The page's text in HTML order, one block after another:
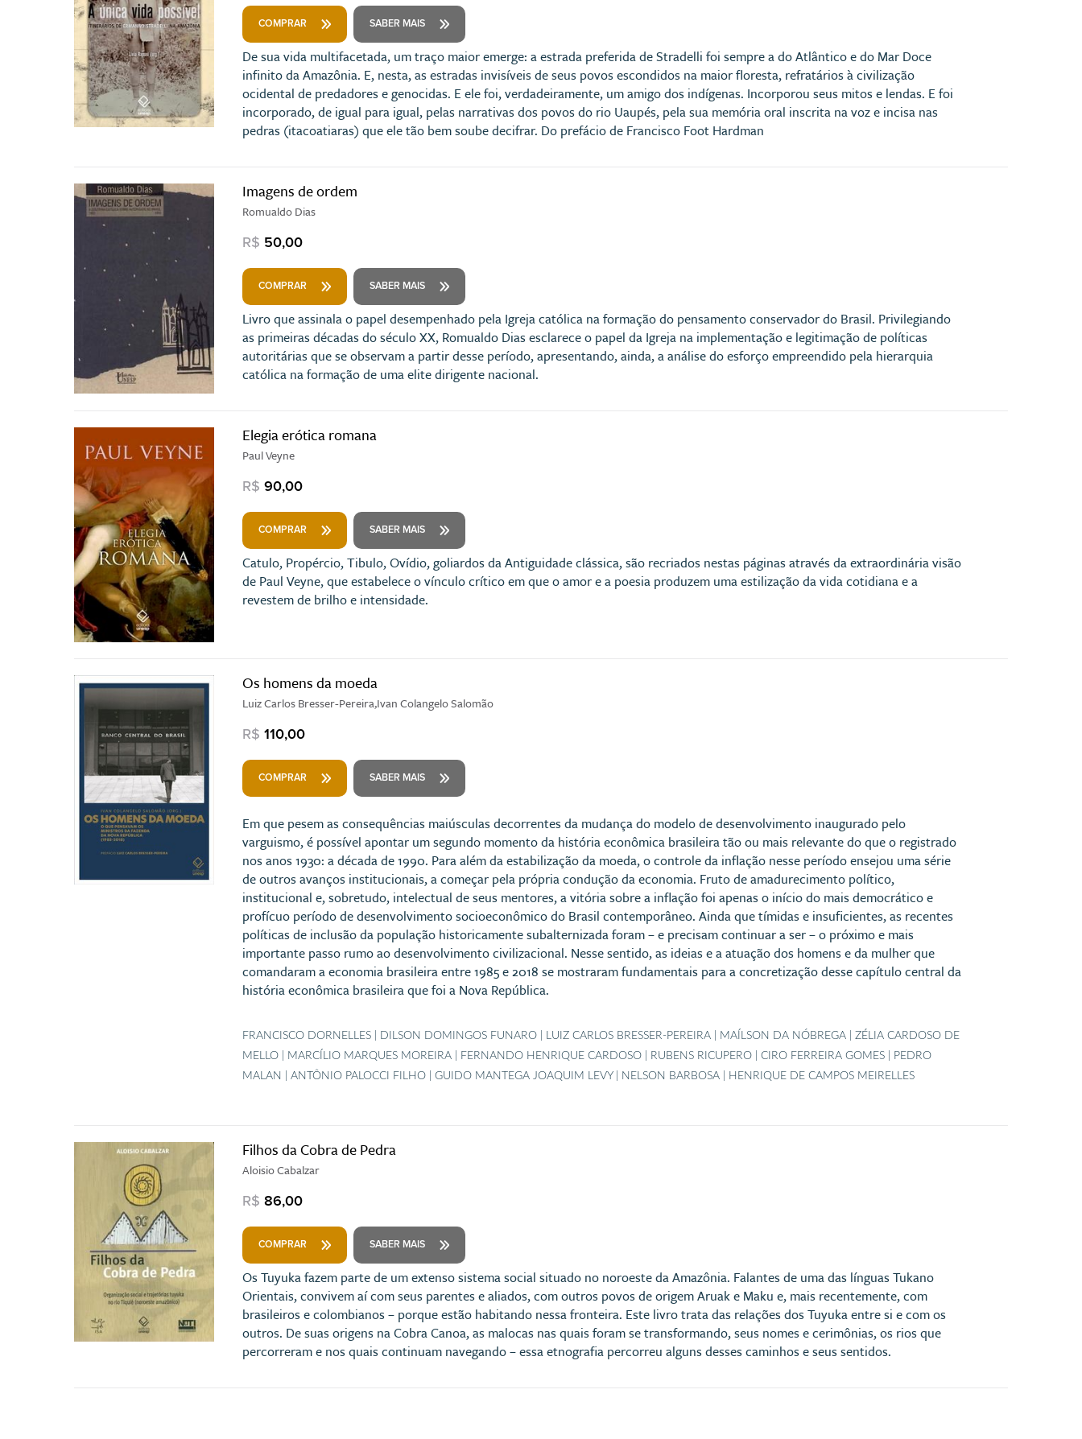
COMPRAR SABER MAIS
De sua vida multifacetada, um traço maior emerge: a estrada preferida de Stradelli foi sempre a do Atlântico e do Mar Doce
infinito da Amazônia. E, nesta, as estradas invisíveis de seus povos escondidos na maior floresta, refratários à civilização
ocidental de predadores e genocidas. E ele foi, verdadeiramente, um amigo dos indígenas. Incorporou seus mitos e lendas. E foi
incorporado, de igual para igual, pelas narrativas dos povos do rio Uaupés, pela sua memória oral inscrita na voz e incisa nas
pedras (itacoatiaras) que ele tão bem soube decifrar. Do prefácio de Francisco Foot Hardman
Imagens de ordem
Romualdo Dias
R$ 50,00
COMPRAR SABER MAIS
Livro que assinala o papel desempenhado pela Igreja católica na formação do pensamento conservador do Brasil. Privilegiando
as primeiras décadas do século XX, Romualdo Dias esclarece o papel da Igreja na implementação e legitimação de políticas
autoritárias que se observam a partir desse período, apresentando, ainda, a análise do esforço empreendido pela hierarquia
católica na formação de uma elite dirigente nacional.
Elegia erótica romana
Paul Veyne
R$ 90,00
COMPRAR SABER MAIS
Catulo, Propércio, Tibulo, Ovídio, goliardos da Antiguidade clássica, são recriados nestas páginas através da extraordinária visão
de Paul Veyne, que estabelece o vínculo crítico em que o amor e a poesia produzem uma estilização da vida cotidiana e a
revestem de brilho e intensidade.
Os homens da moeda
Luiz Carlos Bresser-Pereira,Ivan Colangelo Salomão
R$ 110,00
COMPRAR SABER MAIS
Em que pesem as consequências maiúsculas decorrentes da mudança do modelo de desenvolvimento inaugurado pelo
varguismo, é possível apontar um segundo momento da história econômica brasileira tão ou mais relevante do que o registrado
nos anos 1930: a década de 1990. Para além da estabilização da moeda, o controle da inflação nesse período ensejou uma série
de outros avanços institucionais, a começar pela própria condução da economia. Fruto de amadurecimento político,
institucional e, sobretudo, intelectual de seus mentores, a vitória sobre a inflação foi apenas o início do mais democrático e
profícuo período de desenvolvimento socioeconômico do Brasil contemporâneo. Ainda que tímidas e insuficientes, as recentes
políticas de inclusão da população historicamente subalternizada foram – e precisam continuar a ser – o próximo e mais
importante passo rumo ao desenvolvimento civilizacional. Nesse sentido, as ideias e a atuação dos homens e da mulher que
comandaram a economia brasileira entre 1985 e 2018 se mostraram fundamentais para a concretização desse capítulo central da
história econômica brasileira que foi a Nova República.
FRANCISCO DORNELLES | DILSON DOMINGOS FUNARO | LUIZ CARLOS BRESSER-PEREIRA | MAÍLSON DA NÓBREGA | ZÉLIA CARDOSO DE
MELLO | MARCÍLIO MARQUES MOREIRA | FERNANDO HENRIQUE CARDOSO | RUBENS RICUPERO | CIRO FERREIRA GOMES | PEDRO
MALAN | ANTÔNIO PALOCCI FILHO | GUIDO MANTEGA JOAQUIM LEVY | NELSON BARBOSA | HENRIQUE DE CAMPOS MEIRELLES
Filhos da Cobra de Pedra
Aloisio Cabalzar
R$ 86,00
COMPRAR SABER MAIS
Os Tuyuka fazem parte de um extenso sistema social situado no noroeste da Amazônia. Falantes de uma das línguas Tukano
Orientais, convivem aí com seus parentes e aliados, com outros povos de origem Aruak e Maku e, mais recentemente, com
brasileiros e colombianos – porque estão habitando nessa fronteira. Este livro trata das relações dos Tuyuka entre si e com os
outros. De suas origens na Cobra Canoa, as malocas nas quais foram se transformando, seus nomes e cerimônias, os rios que
percorreram e nos quais continuam navegando – essa etnografia percorreu alguns desses caminhos e seus sentidos.